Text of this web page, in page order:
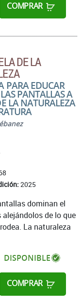
COMPRAR
DE LA
PARA EDUCAR
PANTALLAS A
LA NATURALEZA
2025
DISPONIBLE
COMPRAR
dominan el
de lo que
La naturaleza